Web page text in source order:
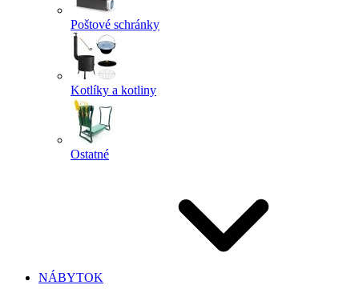
Poštové schránky
Kotlíky a kotliny
Ostatné
NÁBYTOK